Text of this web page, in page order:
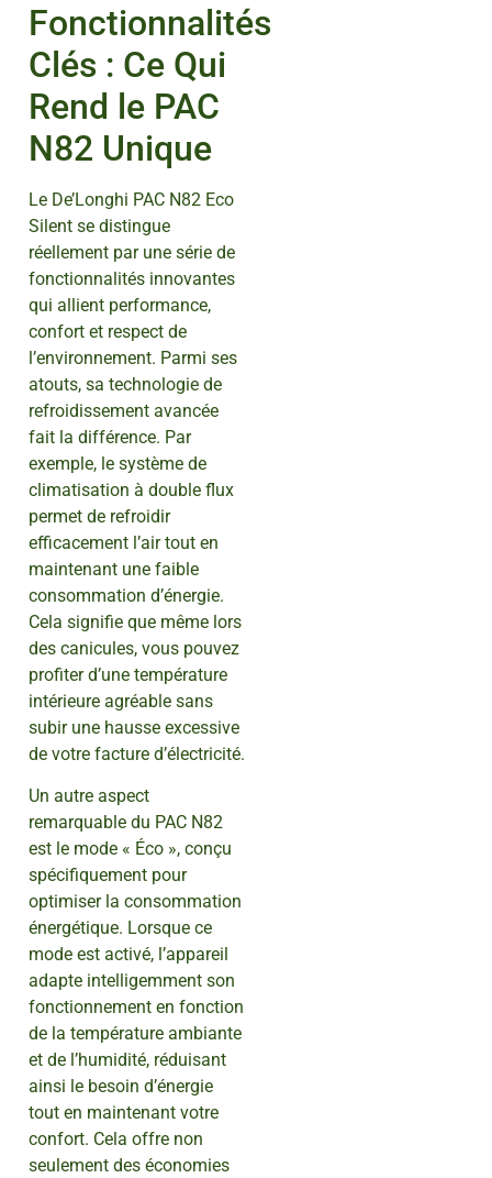
Fonctionnalités
Clés : Ce Qui
Rend le PAC
N82 Unique
Le De’Longhi PAC N82 Eco
Silent se distingue
réellement par une série de
fonctionnalités innovantes
qui allient performance,
confort et respect de
l’environnement. Parmi ses
atouts, sa technologie de
refroidissement avancée
fait la différence. Par
exemple, le système de
climatisation à double flux
permet de refroidir
efficacement l’air tout en
maintenant une faible
consommation d’énergie.
Cela signifie que même lors
des canicules, vous pouvez
profiter d’une température
intérieure agréable sans
subir une hausse excessive
de votre facture d’électricité.
Un autre aspect
remarquable du PAC N82
est le mode « Éco », conçu
spécifiquement pour
optimiser la consommation
énergétique. Lorsque ce
mode est activé, l’appareil
adapte intelligemment son
fonctionnement en fonction
de la température ambiante
et de l’humidité, réduisant
ainsi le besoin d’énergie
tout en maintenant votre
confort. Cela offre non
seulement des économies